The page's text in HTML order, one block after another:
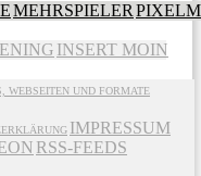
MEHRSPIELER
INSERT MOIN
WEBSEITEN UND FORMATE
IMPRESSUM
RSS-FEEDS